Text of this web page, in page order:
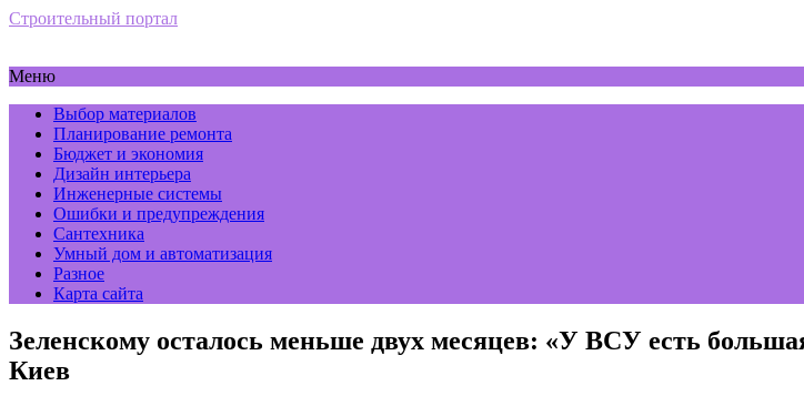
Строительный портал
Меню
Выбор материалов
Планирование ремонта
Бюджет и экономия
Дизайн интерьера
Инженерные системы
Ошибки и предупреждения
Сантехника
Умный дом и автоматизация
Разное
Карта сайта
Зеленскому осталось меньше двух месяцев: «У ВСУ есть
Киев